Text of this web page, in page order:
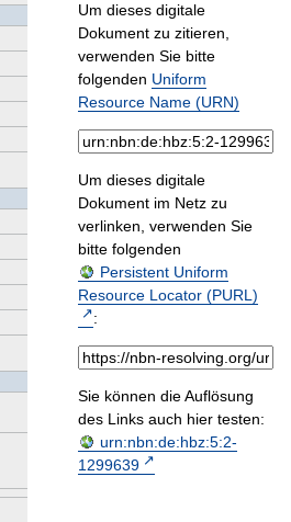
Um dieses digitale
Dokument zu zitieren,
verwenden Sie bitte
folgenden Uniform
Resource Name (URN)
Um dieses digitale
Dokument im Netz zu
verlinken, verwenden Sie
bitte folgenden
Persistent Uniform
Resource Locator (PURL)
:
Sie können die Auflösung
des Links auch hier testen:
urn:nbn:de:hbz:5:2-
1299639